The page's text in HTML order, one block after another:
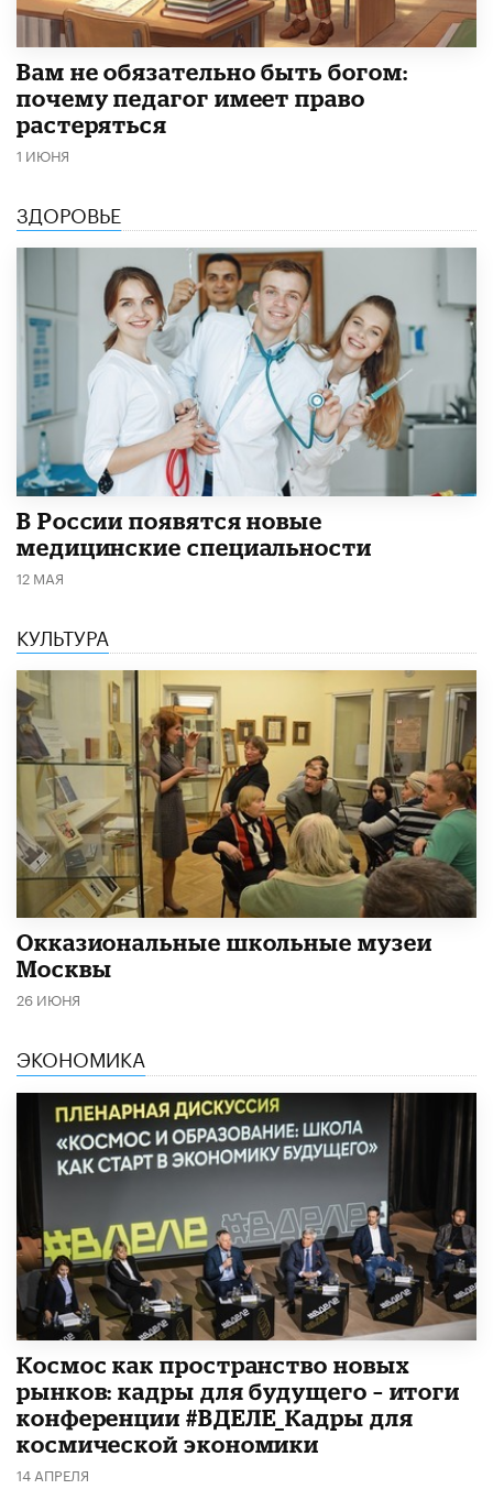
​Вам не обязательно быть богом:
почему педагог имеет право
растеряться
1 ИЮНЯ
ЗДОРОВЬЕ
В России появятся новые
медицинские специальности
12 МАЯ
КУЛЬТУРА
​Окказиональные школьные музеи
Москвы
26 ИЮНЯ
ЭКОНОМИКА
Космос как пространство новых
рынков: кадры для будущего – итоги
конференции #ВДЕЛЕ_Кадры для
космической экономики
14 АПРЕЛЯ